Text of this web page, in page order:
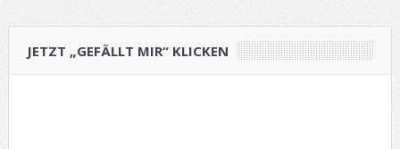
JETZT „GEFÄLLT MIR“ KLICKEN